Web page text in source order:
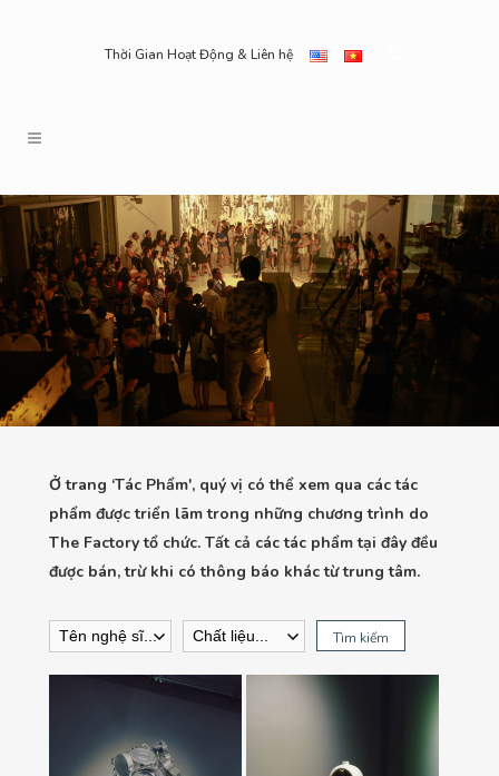
Thời Gian Hoạt Động & Liên hệ
Ở trang ‘Tác Phẩm', quý vị có thể xem qua các tác
phẩm được triển lãm trong những chương trình do
The Factory tổ chức. Tất cả các tác phẩm tại đây đều
được bán, trừ khi có thông báo khác từ trung tâm.
Tìm kiếm